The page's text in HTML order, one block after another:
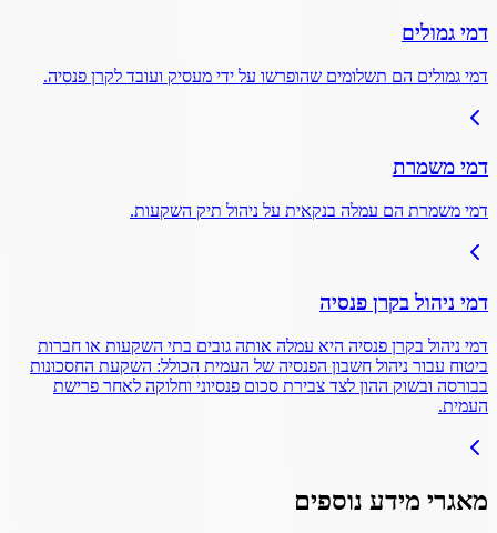
דמי גמולים
דמי גמולים הם תשלומים שהופרשו על ידי מעסיק ועובד לקרן פנסיה.
דמי משמרת
דמי משמרת הם עמלה בנקאית על ניהול תיק השקעות.
דמי ניהול בקרן פנסיה
דמי ניהול בקרן פנסיה היא עמלה אותה גובים בתי השקעות או חברות
ביטוח עבור ניהול חשבון הפנסיה של העמית הכולל: השקעת החסכונות
בבורסה ובשוק ההון לצד צבירת סכום פנסיוני וחלוקה לאחר פרישת
העמית.
מאגרי מידע נוספים